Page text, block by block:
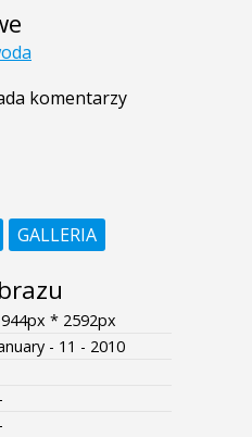
komentarzy
GALLERIA
* 2592px
- 11 - 2010